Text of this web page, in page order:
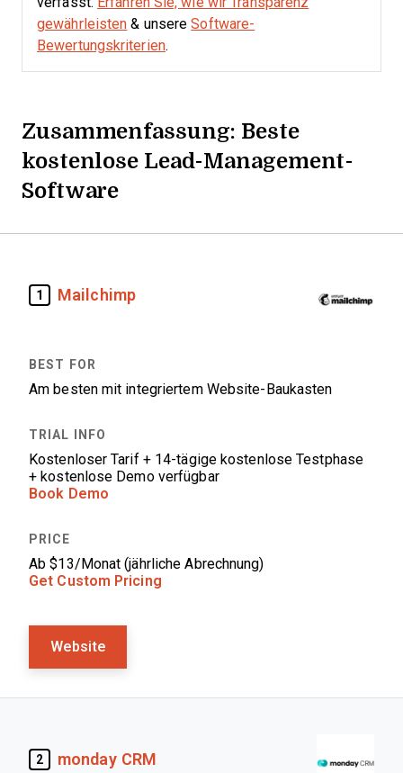
gewährleisten & unsereSoftware-
Bewertungskriterien.
Zusammenfassung: Beste
kostenlose Lead-Management-
Software
1 Mailchimp
Am besten mit integriertem Website-Baukasten
Kostenloser Tarif + 14-tägige kostenlose Testphase
+ kostenlose Demo verfügbar
Book Demo
Ab $13/Monat (jährliche Abrechnung)
Get Custom Pricing
Website
2 monday CRM